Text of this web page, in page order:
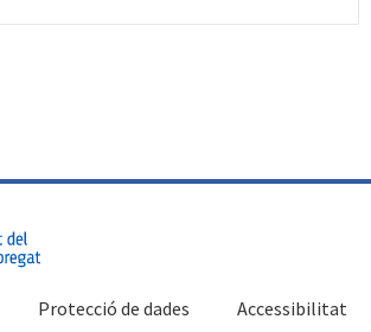
Accessibilitat
Protecció de dades